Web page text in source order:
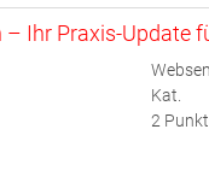
Ihr Praxis-Update
Kat.
2